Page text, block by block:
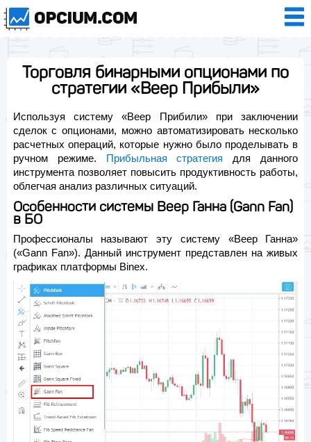
Торговля бинарными опционами по
стратегии «Веер Прибыли»
Используя систему «Веер Прибили» при заключении
сделок с опционами, можно автоматизировать несколько
расчетных операций, которые нужно было проделывать в
ручном режиме. Прибыльная стратегия для данного
инструмента позволяет повысить продуктивность работы,
облегчая анализ различных ситуаций.
Особенности системы Веер Ганна (Gann Fan)
в БО
Профессионалы называют эту систему «Веер Ганна»
(«Gann Fan»). Данный инструмент представлен на живых
графиках платформы Binex.